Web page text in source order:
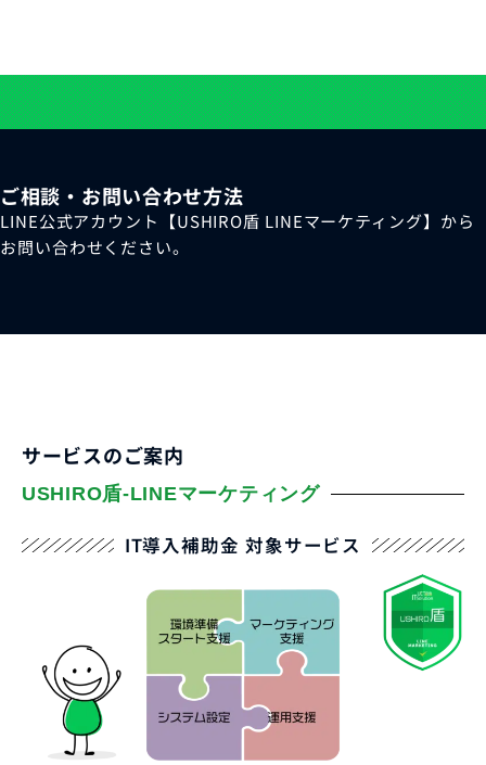
ご相談・お問い合わせ方法
LINE公式アカウント【USHIRO盾 LINEマーケティング】から
お問い合わせください。
サービスのご案内
USHIRO盾-LINEマーケティング
IT導入補助金 対象サービス